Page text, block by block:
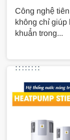
Công nghệ
không chỉ giúp
khuẩn trong...